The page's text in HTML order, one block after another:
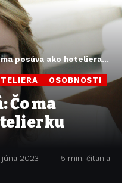
ma posúva ako hoteliera>
OSOBNOSTI
Čo ma
2023 5 min. čítania